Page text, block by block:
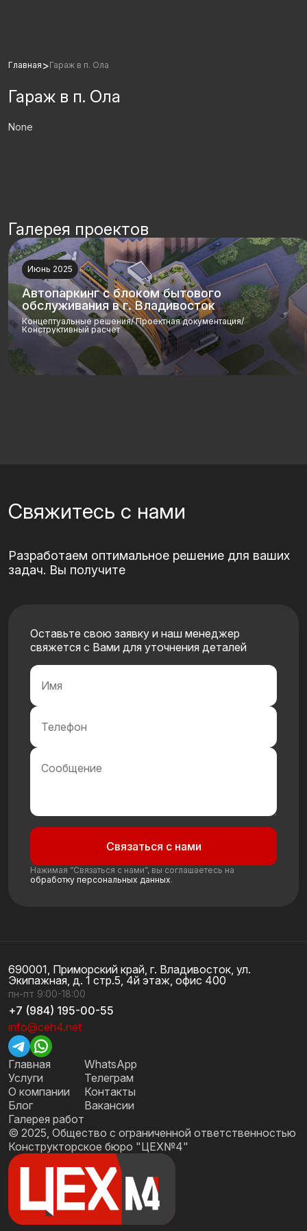
обработку персональных данных
Главная >Гараж в п. Ола
Гараж в п. Ола
None
Галерея проектов
Июнь 2025
Автопаркинг с блоком бытового
обслуживания в г. Владивосток
Концептуальные решения/ Проектная документация/
Конструктивный расчет
Свяжитесь с нами
Разработаем оптимальное решение для ваших
задач. Вы получите
Оставьте свою заявку и наш менеджер
свяжется с Вами для уточнения деталей
Связаться с нами
Нажимая “Связаться с нами”, вы соглашаетесь на
обработку персональных данных.
690001, Приморский край, г. Владивосток, ул.
Экипажная, д. 1 стр.5, 4й этаж, офис 400
пн-пт 9:00-18:00
+7 (984) 195-00-55
info@ceh4.net
Главная
Услуги
О компании
Блог
Галерея работ
WhatsApp
Телеграм
Контакты
Вакансии
© 2025, Общество с ограниченной ответственностью
Конструкторское бюро "ЦЕХ№4"